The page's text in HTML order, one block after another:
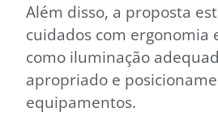
Além disso, a proposta
cuidados com ergonomia
como iluminação
apropriado e
equipamentos.